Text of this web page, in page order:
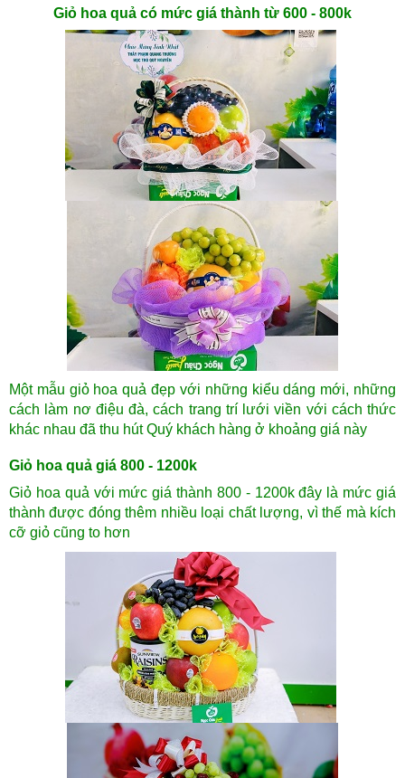
Giỏ hoa quả có mức giá thành từ 600 - 800k
Một mẫu giỏ hoa quả đẹp với những kiểu dáng mới, những
cách làm nơ điệu đà, cách trang trí lưới viền với cách thức
khác nhau đã thu hút Quý khách hàng ở khoảng giá này
Giỏ hoa quả giá 800 - 1200k
Giỏ hoa quả với mức giá thành 800 - 1200k đây là mức giá
thành được đóng thêm nhiều loại chất lượng, vì thế mà kích
cỡ giỏ cũng to hơn